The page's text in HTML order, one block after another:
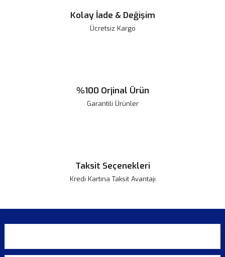
Gönder
Kolay İade & Değişim
Ücretsiz Kargo
%100 Orjinal Ürün
Garantili Ürünler
Taksit Seçenekleri
Kredi Kartına Taksit Avantajı